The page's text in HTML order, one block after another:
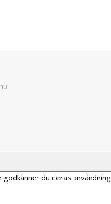
du deras användning.